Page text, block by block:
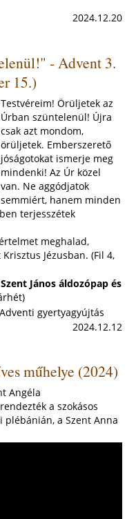
2024.12.20
- Advent 3.
15.)
Testvéreim! Örüljetek az
Úrban szüntelenül! Újra
csak azt mondom,
örüljetek. Emberszerető
jóságotokat ismerje meg
mindenki! Az Úr közel
van. Ne aggódjatok
semmiért, hanem minden
terjesszétek
meghalad,
Jézusban. (Fil 4,
János áldozópap és
gyertyagyújtás
2024.12.12
műhelye (2024)
Angéla
a szokásos
plébánián, a Szent Anna